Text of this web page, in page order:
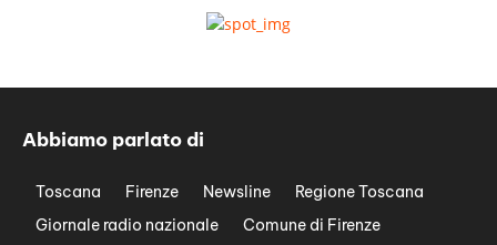
Abbiamo parlato di
Toscana Firenze Newsline
Regione Toscana
Giornale radio nazionale
Comune di Firenze